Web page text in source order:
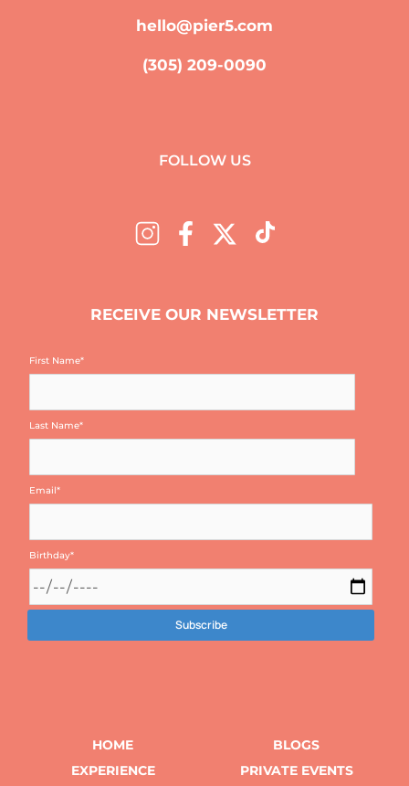
hello@pier5.com
(305) 209-0090
FOLLOW US
RECEIVE OUR NEWSLETTER
First Name*
Last Name*
Email*
Birthday*
HOME
EXPERIENCE
BLOGS
PRIVATE EVENTS